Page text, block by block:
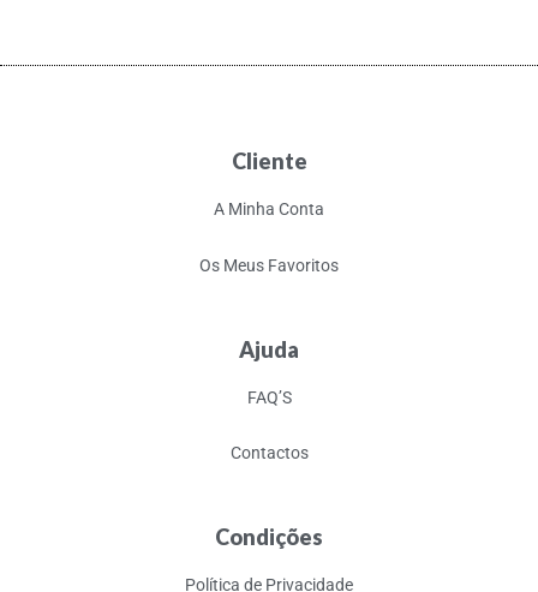
Cliente
A Minha Conta
Os Meus Favoritos
Ajuda
FAQ’S
Contactos
Condições
Política de Privacidade